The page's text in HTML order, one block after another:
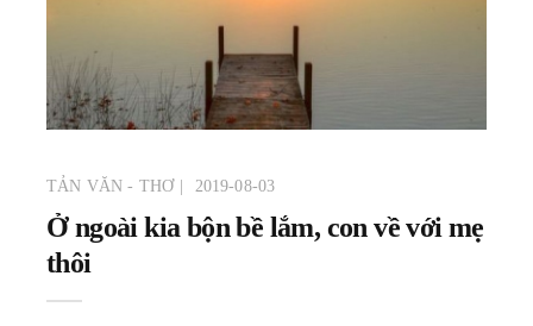
TẢN VĂN - THƠ 2019-08-03
Ở ngoài kia bộn bề lắm, con về với mẹ
thôi